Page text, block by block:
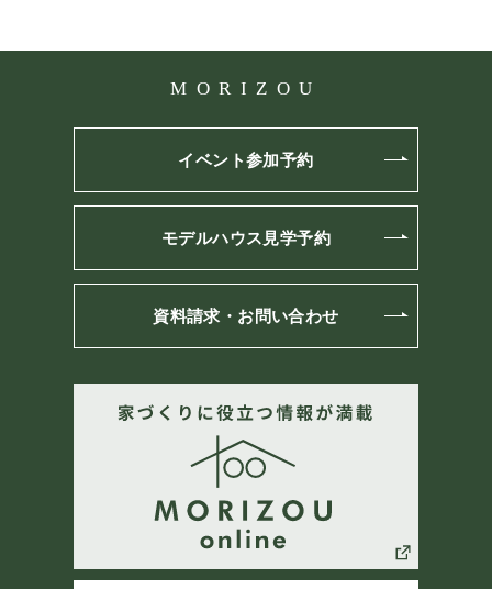
MORIZOU
イベント参加予約
モデルハウス見学予約
資料請求・お問い合わせ